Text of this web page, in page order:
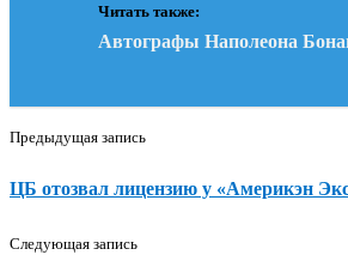
Читать также:
Автографы Наполеона
Предыдущая запись
ЦБ отозвал лицензию у «Америкэн
Следующая запись